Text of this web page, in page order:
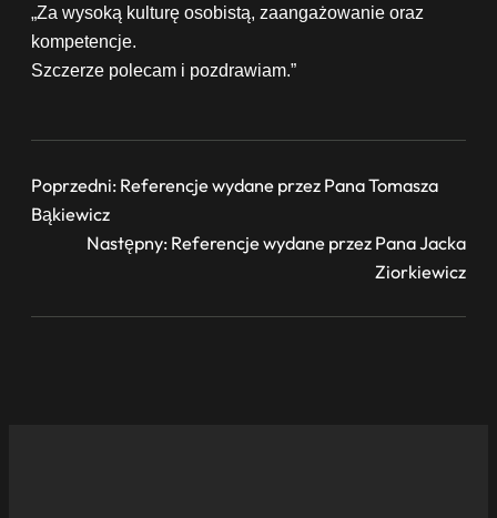
„Za wysoką kulturę osobistą, zaangażowanie oraz
kompetencje.
Szczerze polecam i pozdrawiam.”
Poprzedni: Referencje wydane przez Pana Tomasza
Bąkiewicz
Następny: Referencje wydane przez Pana Jacka
Ziorkiewicz